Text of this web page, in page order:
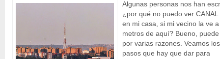
Algunas personas nos han
¿por qué no puedo ver CANAL
en mi casa, si mi vecino la ve
metros de aquí? Bueno,
por varias razones. Veamos los
pasos que hay que dar para